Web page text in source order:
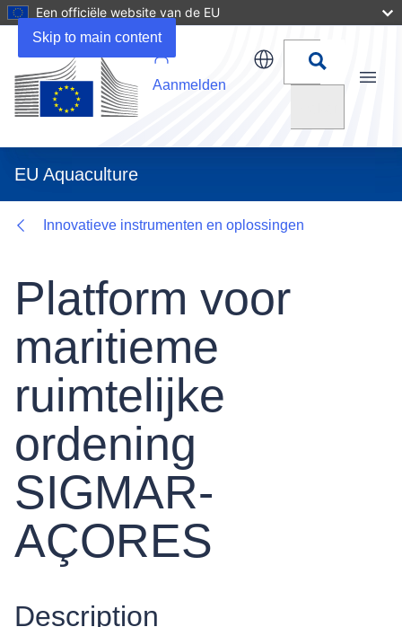
Skip to main content
Een officiële website van de EU
Aanmelden
EU Aquaculture
Menu
Innovatieve instrumenten en oplossingen
Platform voor
maritieme
ruimtelijke
ordening
SIGMAR-
AÇORES
Details
Description